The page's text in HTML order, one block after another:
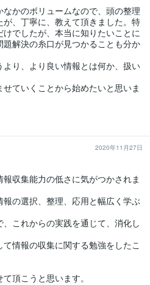
かのボリュームなので、頭の整理
、丁寧に、教えて頂きました。特
でしたが、本当に知りたいことに
解決の糸口が見つかることも分か
り、より良い情報とは何か、扱い
ていくことから始めたいと思いま
2020年11月27日
収集能力の低さに気がつかされま
の選択、整理、応用と幅広く学ぶ
これからの実践を通じて、消化し
情報の収集に関する勉強をしたこ
頂こうと思います。